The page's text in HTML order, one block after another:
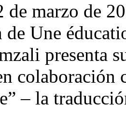
de marzo de
Une
presenta
colaboración
– la